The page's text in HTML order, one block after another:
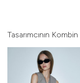
Tasarımcının